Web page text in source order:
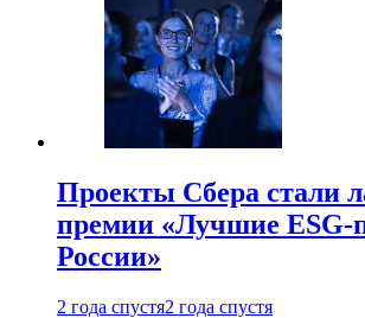
Проекты Сбера стали
премии «Лучшие ESG-
России»
2 года спустя2 года спустя